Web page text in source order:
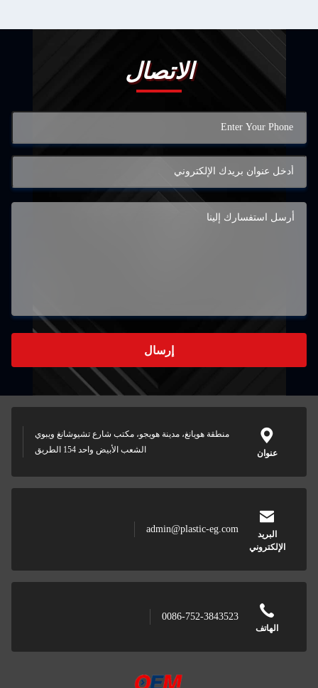
الاتصال
إرسال
عنوان
منطقة هويانغ، مدينة هويجو، مكتب شارع تشيوشانغ ويبوي
الشعب الأبيض واحد 154 الطريق
البريد
الإلكتروني
admin@plastic-eg.com
الهاتف
0086-752-3843523